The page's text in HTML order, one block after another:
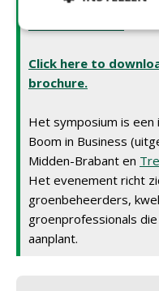
Klik hier om de
Click here to
brochure.
Het symposium is
Boom in Business
Midden-Brabant en
Het evenement richt
groenbeheerders,
groenprofessionals
aanplant.